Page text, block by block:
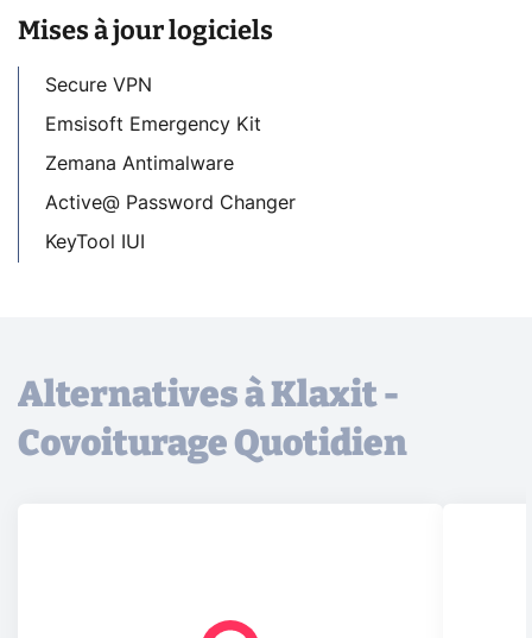
Mises à jour logiciels
Secure VPN
Emsisoft Emergency Kit
Zemana Antimalware
Active@ Password Changer
KeyTool IUI
Alternatives à Klaxit -
Covoiturage Quotidien